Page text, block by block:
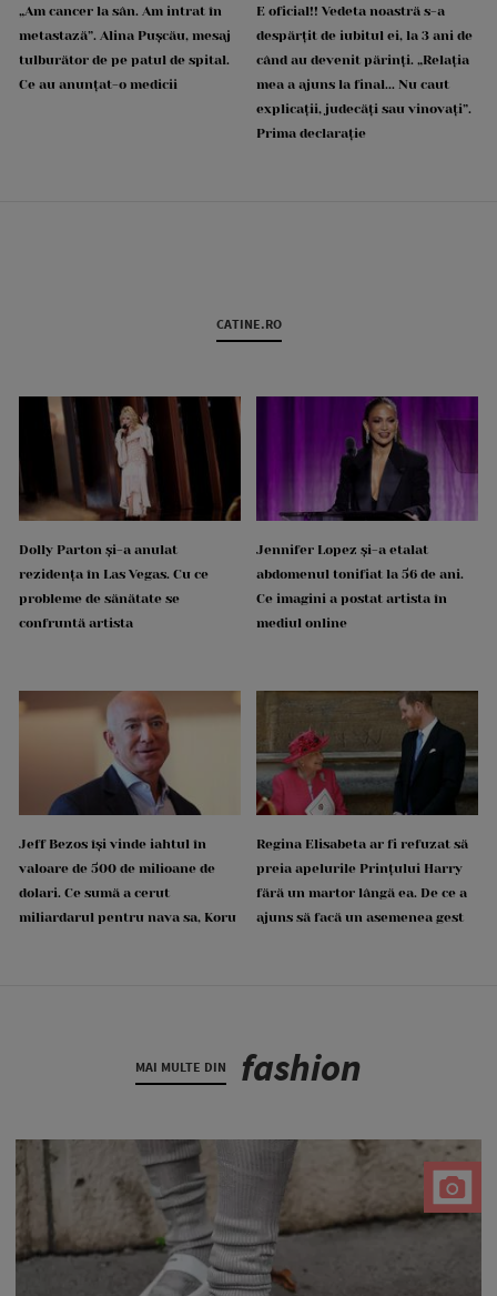
„Am cancer la sân. Am intrat în
metastază”. Alina Pușcău, mesaj
tulburător de pe patul de spital.
Ce au anunțat-o medicii
E oficial!! Vedeta noastră s-a
despărțit de iubitul ei, la 3 ani de
când au devenit părinți. „Relația
mea a ajuns la final... Nu caut
explicații, judecăți sau vinovați”.
Prima declarație
CATINE.RO
Dolly Parton și-a anulat
rezidența în Las Vegas. Cu ce
probleme de sănătate se
confruntă artista
Jennifer Lopez și-a etalat
abdomenul tonifiat la 56 de ani.
Ce imagini a postat artista în
mediul online
Jeff Bezos își vinde iahtul în
valoare de 500 de milioane de
dolari. Ce sumă a cerut
miliardarul pentru nava sa, Koru
Regina Elisabeta ar fi refuzat să
preia apelurile Prințului Harry
fără un martor lângă ea. De ce a
ajuns să facă un asemenea gest
MAI MULTE DIN fashion